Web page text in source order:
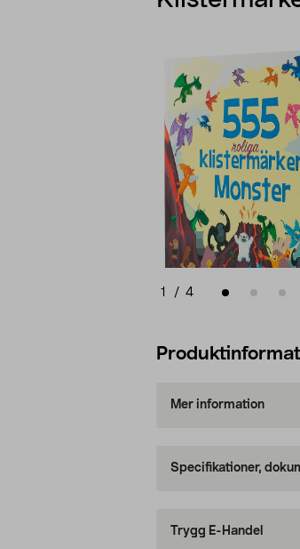
1 / 4
Mer information
Specifikationer,
Trygg E-Handel